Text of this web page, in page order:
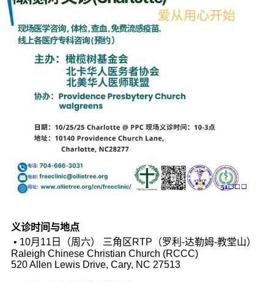
义诊时间与地点
• 10月11日（周六） 三角区RTP（罗利-达勒姆-教堂山）
Raleigh Chinese Christian Church (RCCC)
520 Allen Lewis Drive, Cary, NC 27513